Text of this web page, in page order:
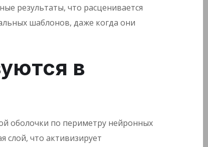
результаты, что расценивается
шаблонов, даже когда они
в
оболочки по периметру нейронных
слой, что активизирует